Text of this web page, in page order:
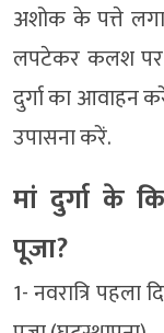
अशोक के पत्ते
लपटेकर कलश पर
दुर्गा का आवाहन
उपासना करें.
मां दुर्गा के
पूजा?
1- नवरात्रि पहला